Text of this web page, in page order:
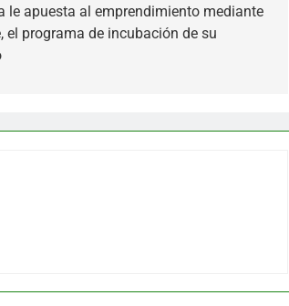
le apuesta al emprendimiento mediante
el programa de incubación de su